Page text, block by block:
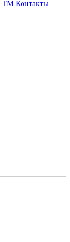
TM Контакты